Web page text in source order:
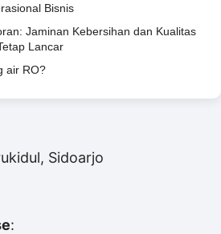
Bisnis
Jaminan Kebersihan dan Kualitas
Lancar
air RO?
Sidoarjo
: